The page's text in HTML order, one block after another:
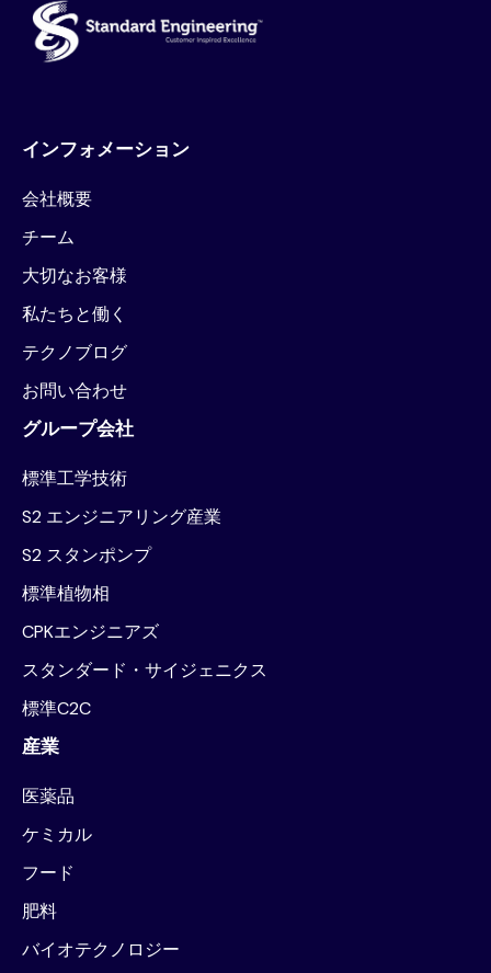
インフォメーション
会社概要
チーム
大切なお客様
私たちと働く
テクノブログ
お問い合わせ
グループ会社
標準工学技術
S2 エンジニアリング産業
S2 スタンポンプ
標準植物相
CPKエンジニアズ
スタンダード・サイジェニクス
標準C2C
産業
医薬品
ケミカル
フード
肥料
バイオテクノロジー